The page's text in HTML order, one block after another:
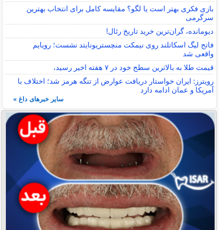
بازی فکری بهتر است یا لگو؟ مقایسه کامل برای انتخاب بهترین
سرگرمی
دیومانده، گران‌ترین خرید تاریخ رئال!
فاتح لیگ اسکاتلند روی نیمکت منچستریونایتد نشست؛ رویایم
واقعی شد
قیمت طلا به بالاترین سطح خود در ۷ هفته اخیر رسید،
رویترز: ایران خواستار دریافت عوارض از تنگه هرمز شد؛ اختلاف با
آمریکا و عمان ادامه دارد
سایر خبرهای داغ »